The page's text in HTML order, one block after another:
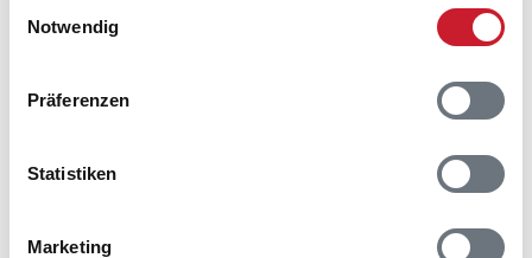
Notwendig
Präferenzen
Statistiken
Marketing